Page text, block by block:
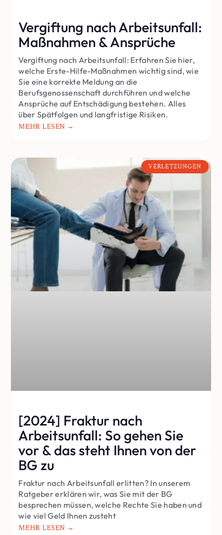
Vergiftung nach Arbeitsunfall:
Maßnahmen & Ansprüche
Vergiftung nach Arbeitsunfall: Erfahren Sie hier,
welche Erste-Hilfe-Maßnahmen wichtig sind, wie
Sie eine korrekte Meldung an die
Berufsgenossenschaft durchführen und welche
Ansprüche auf Entschädigung bestehen. Alles
über Spätfolgen und langfristige Risiken.
MEHR LESEN →
VERLETZUNGEN
[2024] Fraktur nach
Arbeitsunfall: So gehen Sie
vor & das steht Ihnen von der
BG zu
Fraktur nach Arbeitsunfall erlitten? In unserem
Ratgeber erklären wir, was Sie mit der BG
besprechen müssen, welche Rechte Sie haben und
wie viel Geld Ihnen zusteht
MEHR LESEN →